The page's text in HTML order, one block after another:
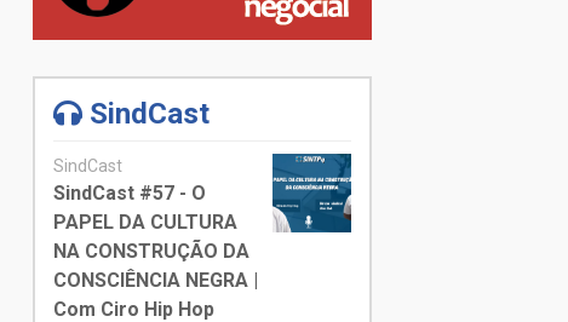
SindCast
SindCast
SindCast #57 - O
PAPEL DA CULTURA
NA CONSTRUÇÃO DA
CONSCIÊNCIA NEGRA |
Com Ciro Hip Hop